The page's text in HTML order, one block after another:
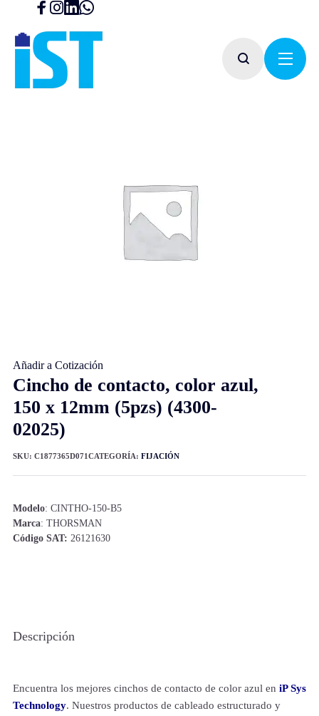
Cincho de contacto, color azul,
150 x 12mm (5pzs) (4300-
02025)
Modelo: CINTHO-150-B5
Marca: THORSMAN
Código SAT: 26121630
Añadir a Cotización
SKU: C1877365D071CATEGORÍA: FIJACIÓN
Descripción
Encuentra los mejores cinchos de contacto de color azul en iP Sys
Technology. Nuestros productos de cableado estructurado y